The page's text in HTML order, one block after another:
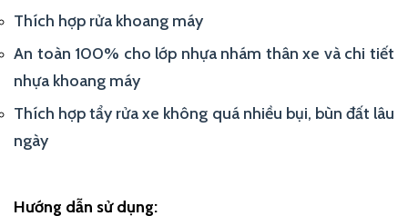
Thích hợp rửa khoang máy
An toàn 100% cho lớp nhựa nhám thân xe và chi tiết
nhựa khoang máy
Thích hợp tẩy rửa xe không quá nhiều bụi, bùn đất lâu
ngày
Hướng dẫn sử dụng: